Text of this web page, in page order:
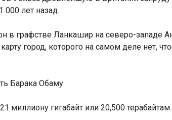
лет назад.
в графстве Ланкашир на северо-западе
город, которого на самом деле нет,
Барака Обаму.
миллиону гигабайт или 20,500 терабайтам.